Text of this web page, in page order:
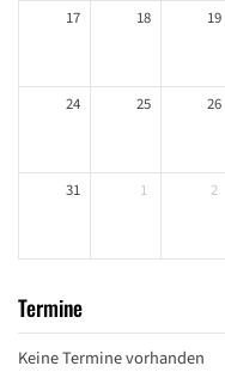
17 18 19
24 25 26
31 1 2
Termine
Keine Termine vorhanden